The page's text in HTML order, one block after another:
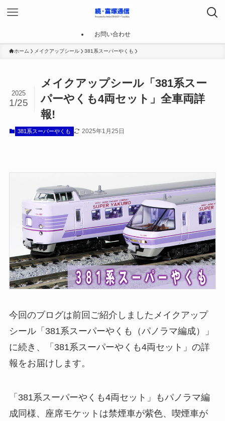
お問い合わせ
ホーム メイクアップシール 381系スーパーやくも
メイクアップシール「381系スー
パーやくも4両セット」全車両詳
報!
2025
1/25
381系スーパーやくも 2025年1月25日
今回のブログは前回ご紹介しましたメイクアップ
シール「381系スーパーやくも（パノラマ編成）」
に続き、「381系スーパーやくも4両セット」の詳
報をお届けします。
「381系スーパーやくも4両セット」もパノラマ編
成同様、座席モケットは禁煙車が紫色、喫煙車が